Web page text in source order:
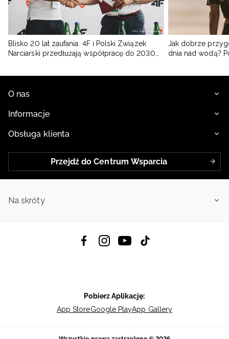
Blisko 20 lat zaufania. 4F i Polski Związek
Narciarski przedłużają współpracę do 2030
Jak dobrze
dnia nad wodą?
O nas
Informacje
Obsługa klienta
Przejdź do Centrum Wsparcia
Na skróty
Pobierz Aplikację:
App StoreGoogle PlayApp Gallery